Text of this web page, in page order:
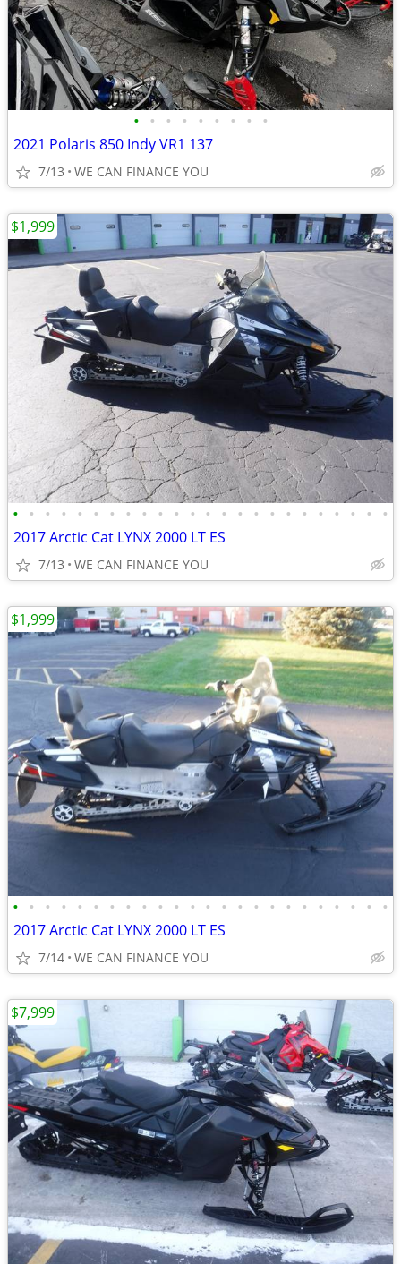
• • • • • • • • •
2021 Polaris 850 Indy VR1 137
7/13 WE CAN FINANCE YOU
• • • • • • • • • • • • • • • • • • • • • • • •
2017 Arctic Cat LYNX 2000 LT ES
7/13 WE CAN FINANCE YOU
$1,999
• • • • • • • • • • • • • • • • • • • • • • • •
2017 Arctic Cat LYNX 2000 LT ES
7/14 WE CAN FINANCE YOU
$1,999
$7,999